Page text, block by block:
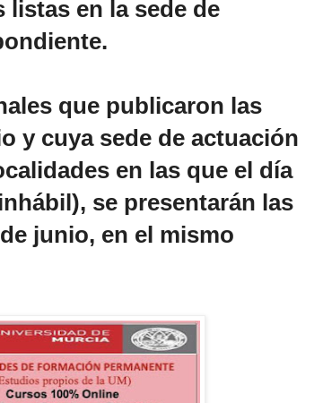
en la sede de
que publicaron las
y cuya sede de actuación
en las que el día
se presentarán las
junio, en el mismo